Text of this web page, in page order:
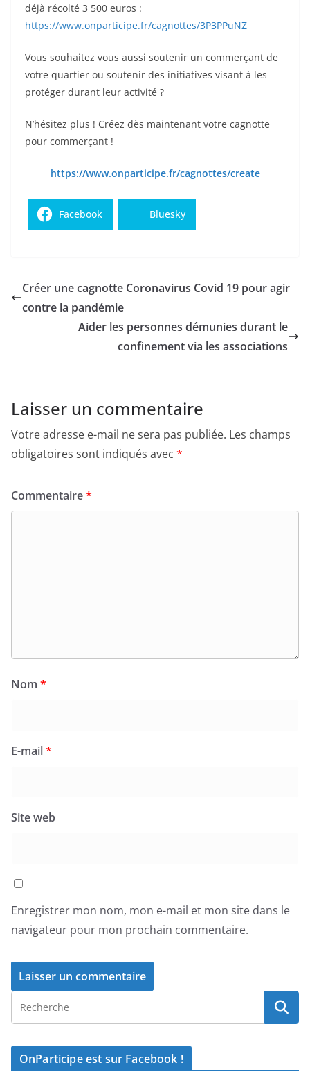
déjà récolté 3 500 euros :
https://www.onparticipe.fr/cagnottes/3P3PPuNZ
Vous souhaitez vous aussi soutenir un commerçant de
votre quartier ou soutenir des initiatives visant à les
protéger durant leur activité ?
N’hésitez plus ! Créez dès maintenant votre cagnotte
pour commerçant !
https://www.onparticipe.fr/cagnottes/create
Facebook Bluesky
Créer une cagnotte Coronavirus Covid 19 pour agir
contre la pandémie
Aider les personnes démunies durant le
confinement via les associations
Laisser un commentaire
Votre adresse e-mail ne sera pas publiée. Les champs
obligatoires sont indiqués avec *
Commentaire*
Nom *
E-mail*
Site web
Enregistrer mon nom, mon e-mail et mon site dans le
navigateur pour mon prochain commentaire.
OnParticipe est sur Facebook !